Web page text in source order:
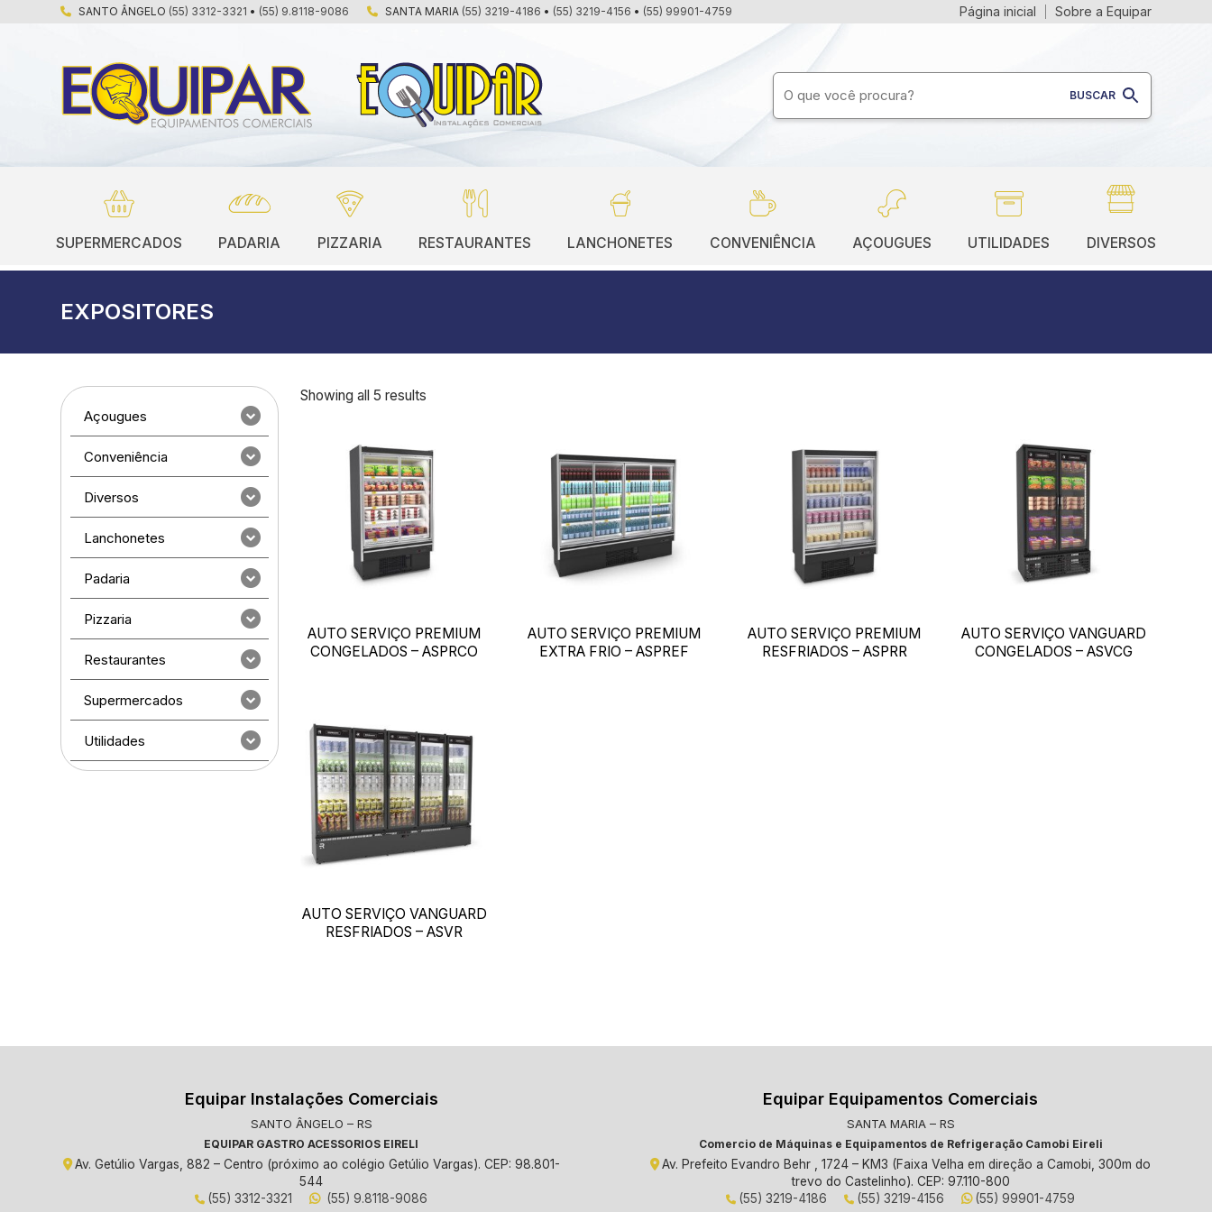
SANTO ÂNGELO (55) 3312-3321 • (55) 9.8118-9086 SANTA MARIA (55) 3219-4186 • (55) 3219-4156 • (55) 99901-4759 Página inicial Sobre a Equipar
SUPERMERCADOS PADARIA PIZZARIA RESTAURANTES LANCHONETES CONVENIÊNCIA AÇOUGUES UTILIDADES DIVERSOS
EXPOSITORES
Showing all 5 results
AUTO SERVIÇO PREMIUM
CONGELADOS – ASPRCO
AUTO SERVIÇO PREMIUM
EXTRA FRIO – ASPREF
AUTO SERVIÇO PREMIUM
RESFRIADOS – ASPRR
AUTO SERVIÇO VANGUARD
CONGELADOS – ASVCG
AUTO SERVIÇO VANGUARD
RESFRIADOS – ASVR
Açougues
Conveniência
Diversos
Lanchonetes
Padaria
Pizzaria
Restaurantes
Supermercados
Utilidades
Equipar Instalações Comerciais
SANTO ÂNGELO – RS
EQUIPAR GASTRO ACESSORIOS EIRELI
Av. Getúlio Vargas, 882 – Centro (próximo ao colégio Getúlio Vargas). CEP: 98.801-
544
(55) 3312-3321
(55) 9.8118-9086
Equipar Equipamentos Comerciais
SANTA MARIA – RS
Comercio de Máquinas e Equipamentos de Refrigeração Camobi Eireli
Av. Prefeito Evandro Behr , 1724 – KM3 (Faixa Velha em direção a Camobi, 300m do
trevo do Castelinho). CEP: 97.110-800
(55) 3219-4186
(55) 3219-4156 (55) 99901-4759